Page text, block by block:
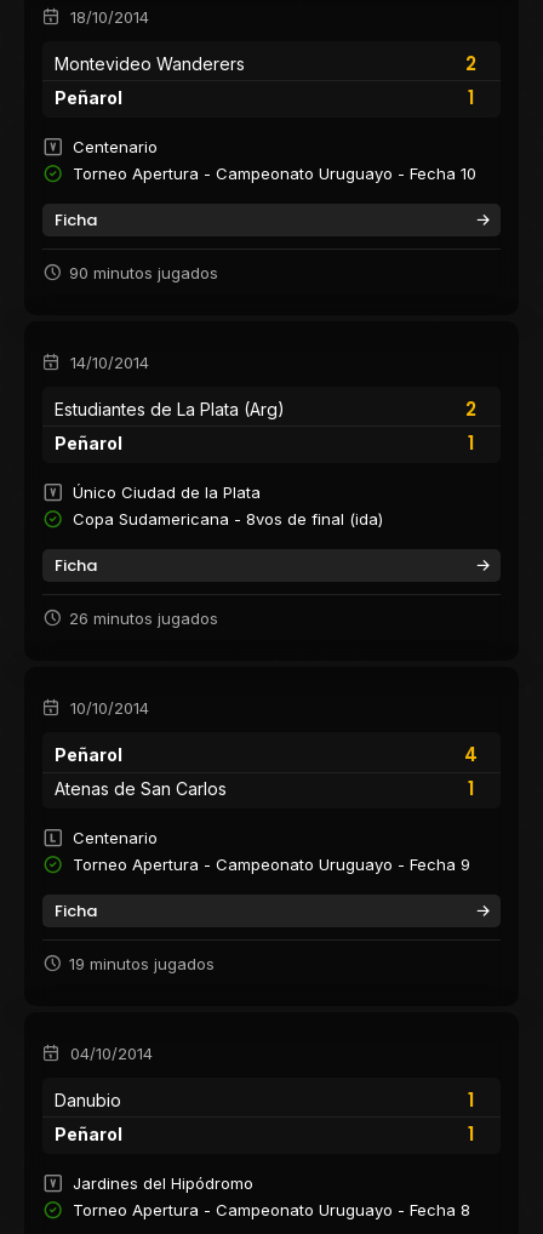
18/10/2014
Montevideo Wanderers
2
1
Peñarol
Centenario
Torneo Apertura - Campeonato Uruguayo - Fecha 10
Ficha
90 minutos jugados
14/10/2014
Estudiantes de La Plata (Arg)
2
1
Peñarol
Único Ciudad de la Plata
Copa Sudamericana - 8vos de final (ida)
Ficha
26 minutos jugados
10/10/2014
Peñarol
4
1
Atenas de San Carlos
Centenario
Torneo Apertura - Campeonato Uruguayo - Fecha 9
Ficha
19 minutos jugados
04/10/2014
Danubio
1
1
Peñarol
Jardines del Hipódromo
Torneo Apertura - Campeonato Uruguayo - Fecha 8